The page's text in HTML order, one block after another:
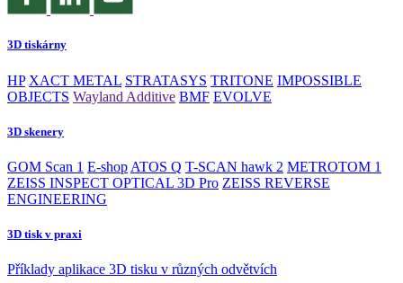
3D tiskárny
HP XACT METAL STRATASYS TRITONE IMPOSSIBLE
OBJECTS Wayland Additive BMF EVOLVE
3D skenery
GOM Scan 1 E-shop ATOS Q T-SCAN hawk 2 METROTOM 1
ZEISS INSPECT OPTICAL 3D Pro ZEISS REVERSE
ENGINEERING
3D tisk v praxi
Příklady aplikace 3D tisku v různých odvětvích